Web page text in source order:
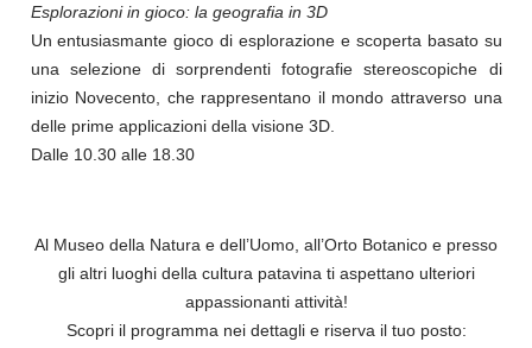
Esplorazioni in gioco: la geografia in 3D
Un entusiasmante gioco di esplorazione e scoperta basato su
una selezione di sorprendenti fotografie stereoscopiche di
inizio Novecento, che rappresentano il mondo attraverso una
delle prime applicazioni della visione 3D.
Dalle 10.30 alle 18.30
Al Museo della Natura e dell’Uomo, all’Orto Botanico e presso
gli altri luoghi della cultura patavina ti aspettano ulteriori
appassionanti attività!
Scopri il programma nei dettagli e riserva il tuo posto: